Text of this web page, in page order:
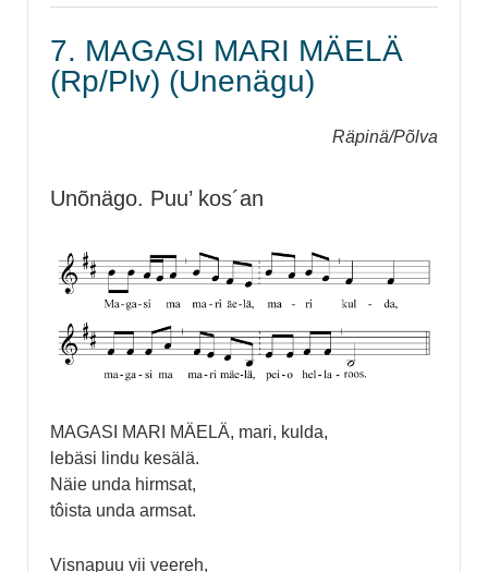
7. MAGASI MARI MÄELÄ
(Rp/Plv) (Unenägu)
Räpinä/Põlva
Unõnägo. Puu’ kos´an
MAGASI MARI MÄELÄ, mari, kulda,
lebäsi lindu kesälä.
Näie unda hirmsat,
tôista unda armsat.
Visnapuu vii veereh,